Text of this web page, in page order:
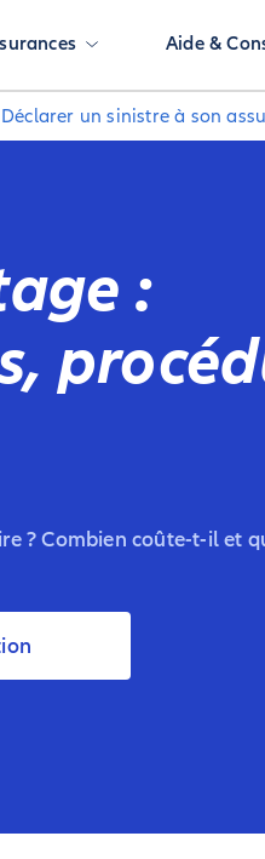
Aide &
Déclarer un sinistre à son
:
? Combien coûte-t-il et